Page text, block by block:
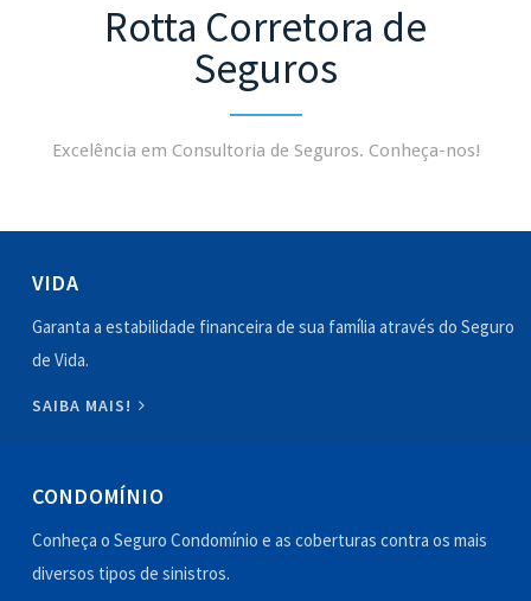
Rotta Corretora de
Seguros
Excelência em Consultoria de Seguros. Conheça-nos!
VIDA
Garanta a estabilidade financeira de sua família através do Seguro
de Vida.
SAIBA MAIS!
CONDOMÍNIO
Conheça o Seguro Condomínio e as coberturas contra os mais
diversos tipos de sinistros.